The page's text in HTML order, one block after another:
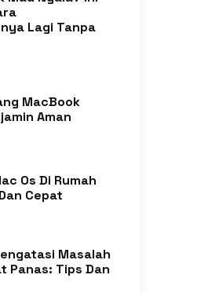
Lagi Tanpa
MacBook
Aman
Os Di Rumah
Cepat
Masalah
Panas: Tips Dan